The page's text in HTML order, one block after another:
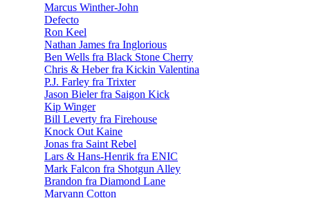
Marcus Winther-John
Defecto
Ron Keel
Nathan James fra Inglorious
Ben Wells fra Black Stone Cherry
Chris & Heber fra Kickin Valentina
P.J. Farley fra Trixter
Jason Bieler fra Saigon Kick
Kip Winger
Bill Leverty fra Firehouse
Knock Out Kaine
Jonas fra Saint Rebel
Lars & Hans-Henrik fra ENIC
Mark Falcon fra Shotgun Alley
Brandon fra Diamond Lane
Maryann Cotton